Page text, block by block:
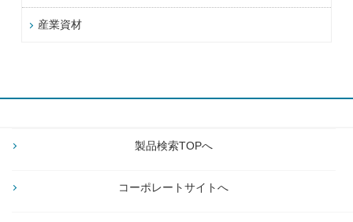
産業資材
製品検索TOPへ
コーポレートサイトへ